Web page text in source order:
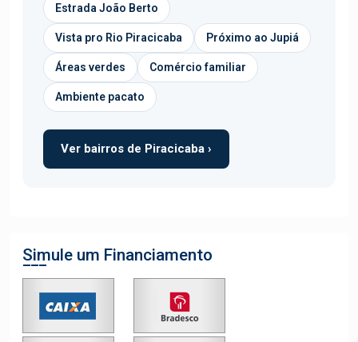
Estrada João Berto
Vista pro Rio Piracicaba Próximo ao Jupiá
Áreas verdes Comércio familiar
Ambiente pacato
Ver bairros de Piracicaba ›
Simule um Financiamento